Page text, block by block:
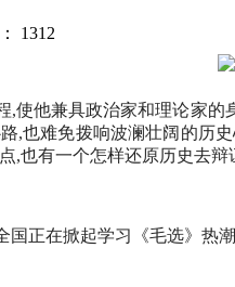
1312
使他兼具政治家和理论家
,也难免拨响波澜壮阔的历
,也有一个怎样还原历史去辩
国正在掀起学习《毛选》